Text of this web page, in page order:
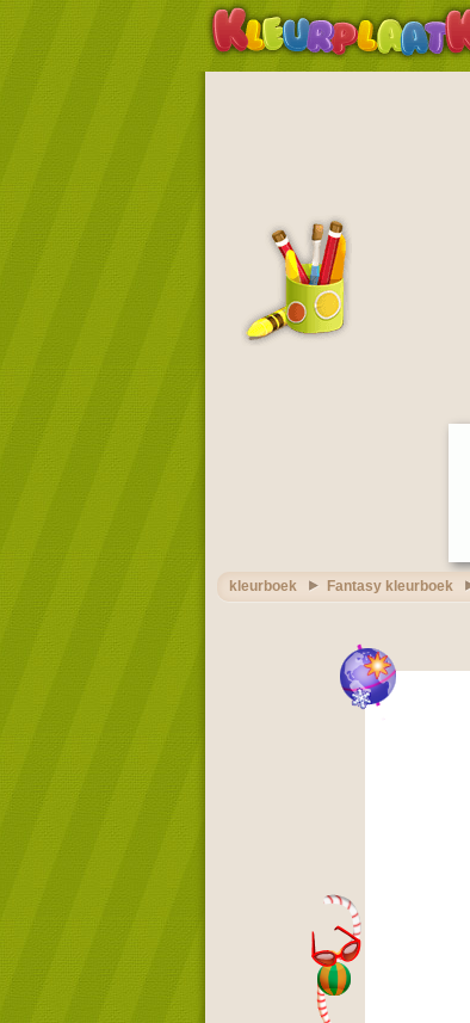
kleurboek Fantasy kleurboek